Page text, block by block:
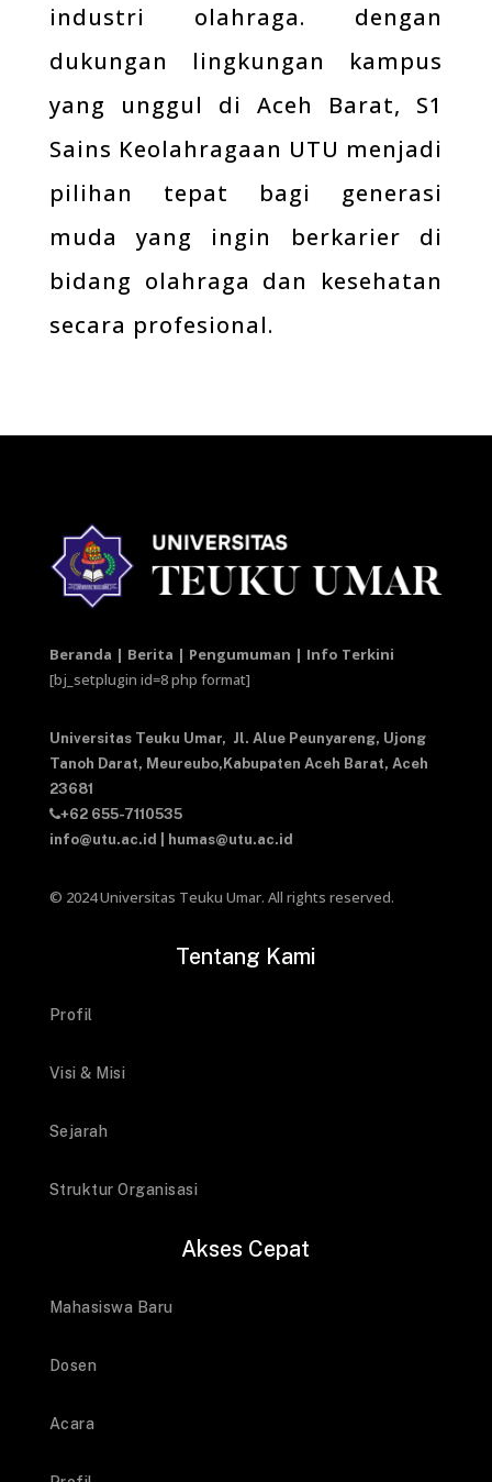
industri olahraga. dengan
dukungan lingkungan kampus
yang unggul di Aceh Barat, S1
Sains Keolahragaan UTU menjadi
pilihan tepat bagi generasi
muda yang ingin berkarier di
bidang olahraga dan kesehatan
secara profesional.
Beranda | Berita | Pengumuman | Info Terkini
[bj_setplugin id=8 php format]
Universitas Teuku Umar, Jl. Alue Peunyareng, Ujong
Tanoh Darat, Meureubo,Kabupaten Aceh Barat, Aceh
23681
+62 655-7110535
info@utu.ac.id
humas@utu.ac.id
© 2024 Universitas Teuku Umar. All rights reserved.
Tentang Kami
Profil
Visi & Misi
Sejarah
Struktur Organisasi
Akses Cepat
Mahasiswa Baru
Dosen
Acara